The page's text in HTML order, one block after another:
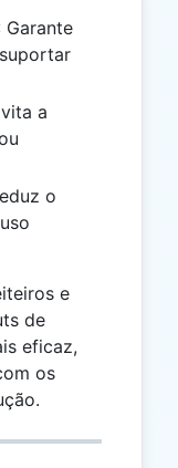
Garante
a
o
e
de
eficaz,
os